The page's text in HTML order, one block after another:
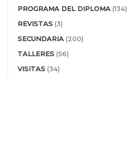
PROGRAMA DEL DIPLOMA (134)
REVISTAS (3)
SECUNDARIA (200)
TALLERES (56)
VISITAS (34)